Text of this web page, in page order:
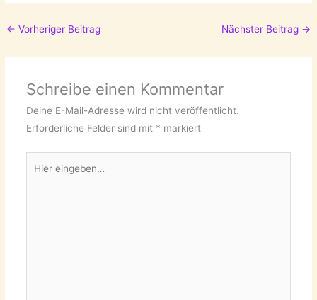
← Vorheriger Beitrag Nächster Beitrag →
Schreibe einen Kommentar
Deine E-Mail-Adresse wird nicht veröffentlicht.
Erforderliche Felder sind mit * markiert
eingeben…